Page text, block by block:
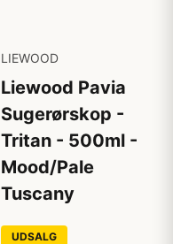
LIEWOOD
Liewood Pavia
Sugerørskop -
Tritan - 500ml -
Mood/Pale
Tuscany
UDSALG